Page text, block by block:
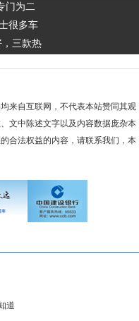
门为二
很多车
三款热
来自互联网，不代表本站赞同其观
文中陈述文字以及内容数据庞杂本
合法权益的内容，请联系我们，本
道